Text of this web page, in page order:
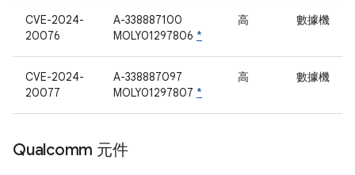
CVE-2024-
20076
A-338887100
MOLY01297806 *
高 數據機
CVE-2024-
20077
A-338887097
MOLY01297807 *
高 數據機
Qualcomm 元件